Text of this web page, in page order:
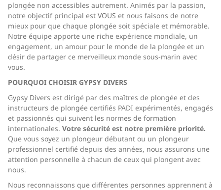
plongée non accessibles autrement. Animés par la passion,
notre objectif principal est VOUS et nous faisons de notre
mieux pour que chaque plongée soit spéciale et mémorable.
Notre équipe apporte une riche expérience mondiale, un
engagement, un amour pour le monde de la plongée et un
désir de partager ce merveilleux monde sous-marin avec
vous.
POURQUOI CHOISIR GYPSY DIVERS
Gypsy Divers est dirigé par des maîtres de plongée et des
instructeurs de plongée certifiés PADI expérimentés, engagés
et passionnés qui suivent les normes de formation
internationales. Votre sécurité est notre première priorité.
Que vous soyez un plongeur débutant ou un plongeur
professionnel certifié depuis des années, nous assurons une
attention personnelle à chacun de ceux qui plongent avec
nous.
Nous reconnaissons que différentes personnes apprennent à